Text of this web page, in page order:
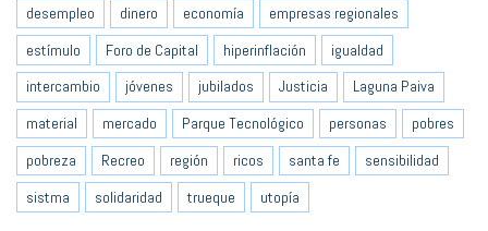
desempleo
dinero economía
empresas regionales
estímulo
Foro de Capital hiperinflación
igualdad
intercambio
jóvenes jubilados Justicia
Laguna Paiva
material
mercado Parque Tecnológico personas
pobres
pobreza
Recreo región ricos santa fe
sensibilidad
sistma
solidaridad trueque utopía